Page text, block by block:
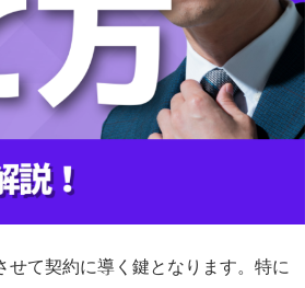
て契約に導く鍵となります。特に